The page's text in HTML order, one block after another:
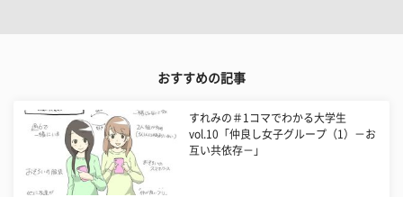
おすすめの記事
すれみの＃1コマでわかる大学生
vol.10「仲良し女子グループ（1）－お
互い共依存－」